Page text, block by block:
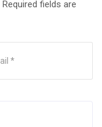
Required fields are